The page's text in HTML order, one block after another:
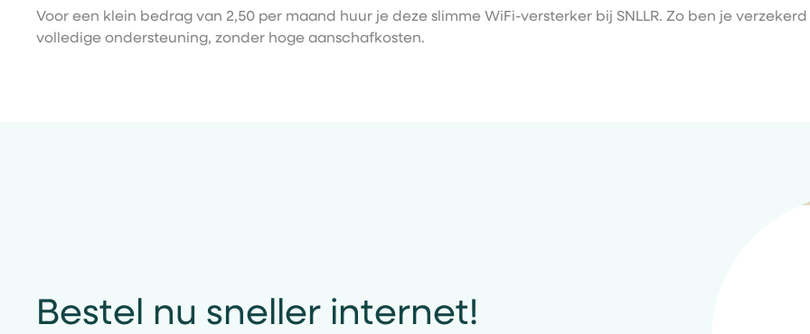
Voor een klein bedrag van 2,50 per maand huur je deze slimme WiFi-versterker bij SNLLR. Zo ben je
volledige ondersteuning, zonder hoge aanschafkosten.
Bestel nu sneller internet!